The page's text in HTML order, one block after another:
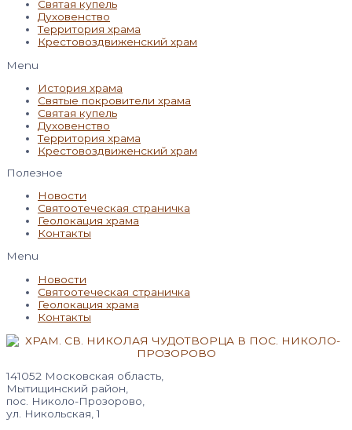
Святая купель
Духовенство
Территория храма
Крестовоздвиженский храм
Menu
История храма
Святые покровители храма
Святая купель
Духовенство
Территория храма
Крестовоздвиженский храм
Полезное
Новости
Святоотеческая страничка
Геолокация храма
Контакты
Menu
Новости
Святоотеческая страничка
Геолокация храма
Контакты
141052 Московская область,
Мытищинский район,
пос. Николо-Прозорово,
ул. Никольская, 1